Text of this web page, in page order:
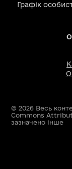
Графік
© 2026 Весь
Commons
зазначено інше